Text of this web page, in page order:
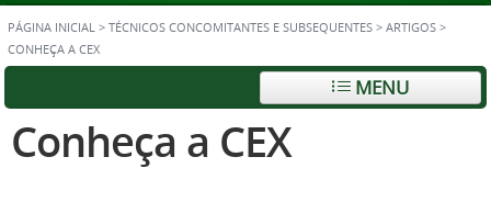
PÁGINA INICIAL > TÉCNICOS CONCOMITANTES E SUBSEQUENTES > ARTIGOS >
CONHEÇA A CEX
MENU
Conheça a CEX